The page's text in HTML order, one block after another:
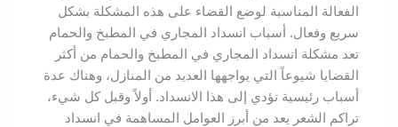
الفعالة المناسبة لوضع القضاء على هذه المشكلة بشكل
سريع وفعال. أسباب انسداد المجاري في المطبخ والحمام
تعد مشكلة انسداد المجاري في المطبخ والحمام من أكثر
القضايا شيوعاً التي يواجهها العديد من المنازل، وهناك عدة
أسباب رئيسية تؤدي إلى هذا الانسداد. أولاً وقبل كل شيء،
تراكم الشعر يعد من أبرز العوامل المساهمة في انسداد